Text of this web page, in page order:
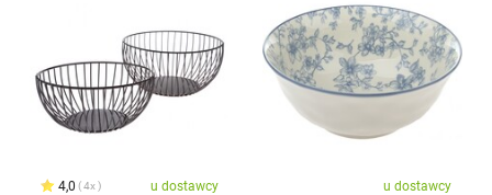
4,0 4x u dostawcy u dostawcy